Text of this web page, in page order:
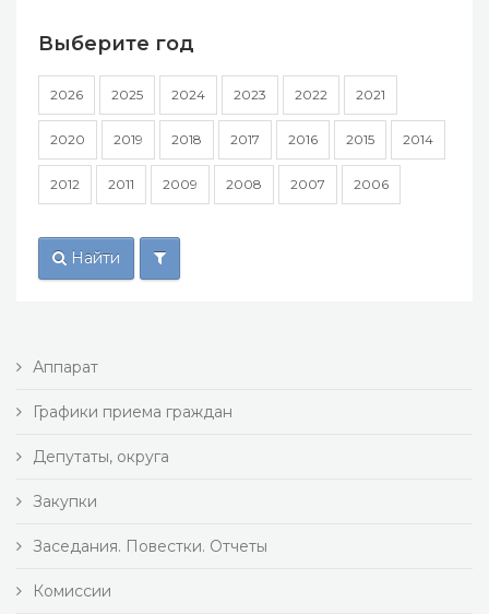
Выберите год
2026 2025 2024 2023 2022 2021
2020 2019 2018 2017 2016 2015 2014
2012 2011 2009 2008 2007 2006
Найти
Аппарат
Графики приема граждан
Депутаты, округа
Закупки
Заседания. Повестки. Отчеты
Комиссии